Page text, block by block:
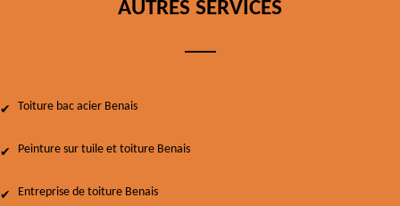
AUTRES SERVICES
Toiture bac acier Benais
Peinture sur tuile et toiture Benais
Entreprise de toiture Benais